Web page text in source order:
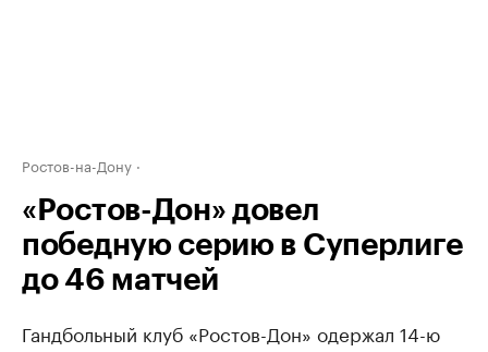
Ростов-на-Дону
«Ростов-Дон» довел
победную серию в Суперлиге
до 46 матчей
Гандбольный клуб «Ростов-Дон» одержал 14-ю